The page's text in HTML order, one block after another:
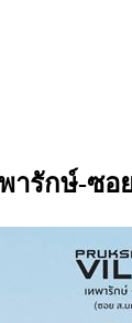
ารักษ์-ซ